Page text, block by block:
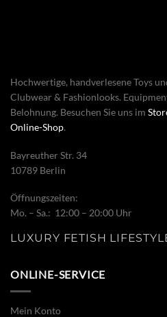
Hochwertige, handverlesene Toys
Clubwear & Fashionlooks.
Belohnung. Besuchen Sie uns im
Online-Shop.
Bayreuther Str. 34
10789 Berlin
Öffnungszeiten:
Mo. – Sa.: 12:00 – 20:00 Uhr
LUXURY FETISH
ONLINE-SERVICE
Mein Konto